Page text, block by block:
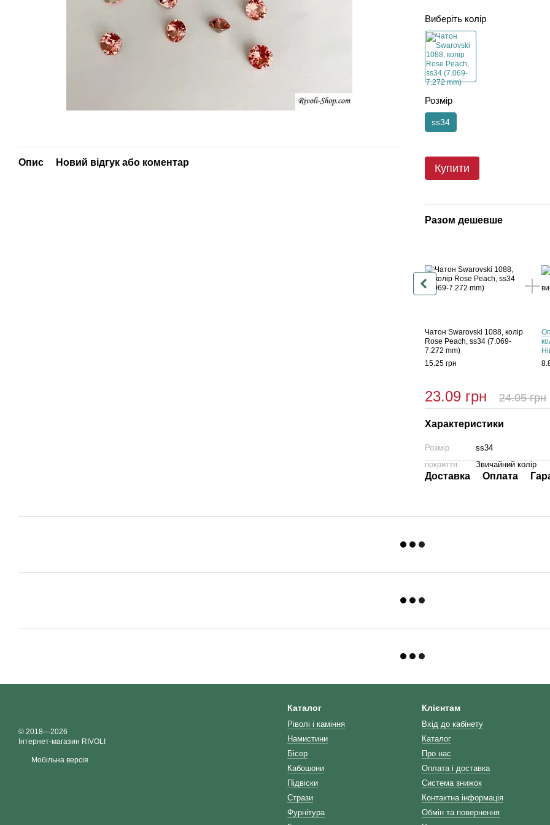
Опис Новий відгук або коментар
Виберіть колір
Розмір
ss34
Купити
Разом дешевше
Чатон Swarovski 1088, колір
Rose Peach, ss34 (7.069-
7.272 mm)
15.25 грн
23.09 грн 24.05 грн
Характеристики
Розмір
ss34
покриття
Звичайний колір
Доставка Оплата
© 2018—2026
Інтернет-магазин RIVOLI
Мобільна версія
Каталог
Ріволі і каміння
Намистини
Бісер
Кабошони
Підвіски
Стрази
Фурнітура
Клієнтам
Вхід до кабінету
Каталог
Про нас
Оплата і доставка
Система знижок
Контактна інформація
Обмін та повернення